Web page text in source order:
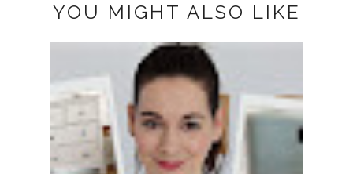
YOU MIGHT ALSO LIKE